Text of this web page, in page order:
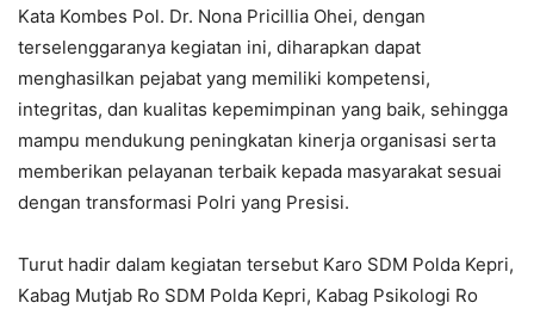
Kata Kombes Pol. Dr. Nona Pricillia Ohei, dengan
terselenggaranya kegiatan ini, diharapkan dapat
menghasilkan pejabat yang memiliki kompetensi,
integritas, dan kualitas kepemimpinan yang baik, sehingga
mampu mendukung peningkatan kinerja organisasi serta
memberikan pelayanan terbaik kepada masyarakat sesuai
dengan transformasi Polri yang Presisi.
Turut hadir dalam kegiatan tersebut Karo SDM Polda Kepri,
Kabag Mutjab Ro SDM Polda Kepri, Kabag Psikologi Ro